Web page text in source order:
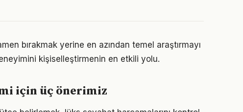
bırakmak yerine en azından temel araştırmayı
kişiselleştirmenin en etkili yolu.
için üç önerimiz